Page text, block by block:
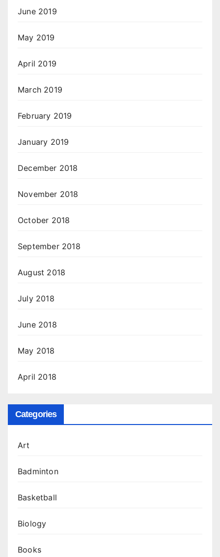
June 2019
May 2019
April 2019
March 2019
February 2019
January 2019
December 2018
November 2018
October 2018
September 2018
August 2018
July 2018
June 2018
May 2018
April 2018
Categories
Art
Badminton
Basketball
Biology
Books